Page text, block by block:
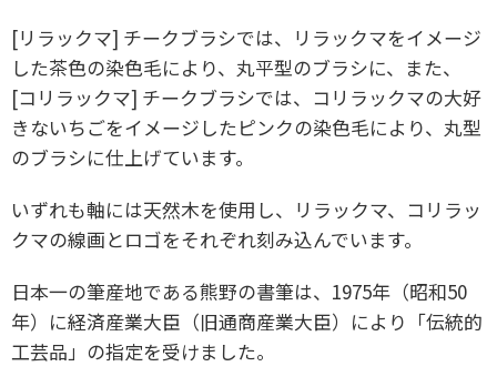
[リラックマ] チークブラシでは、リラックマをイメージ
した茶色の染色毛により、丸平型のブラシに、また、
[コリラックマ] チークブラシでは、コリラックマの大好
きないちごをイメージしたピンクの染色毛により、丸型
のブラシに仕上げています。
いずれも軸には天然木を使用し、リラックマ、コリラッ
クマの線画とロゴをそれぞれ刻み込んでいます。
日本一の筆産地である熊野の書筆は、1975年（昭和50
年）に経済産業大臣（旧通商産業大臣）により「伝統的
工芸品」の指定を受けました。